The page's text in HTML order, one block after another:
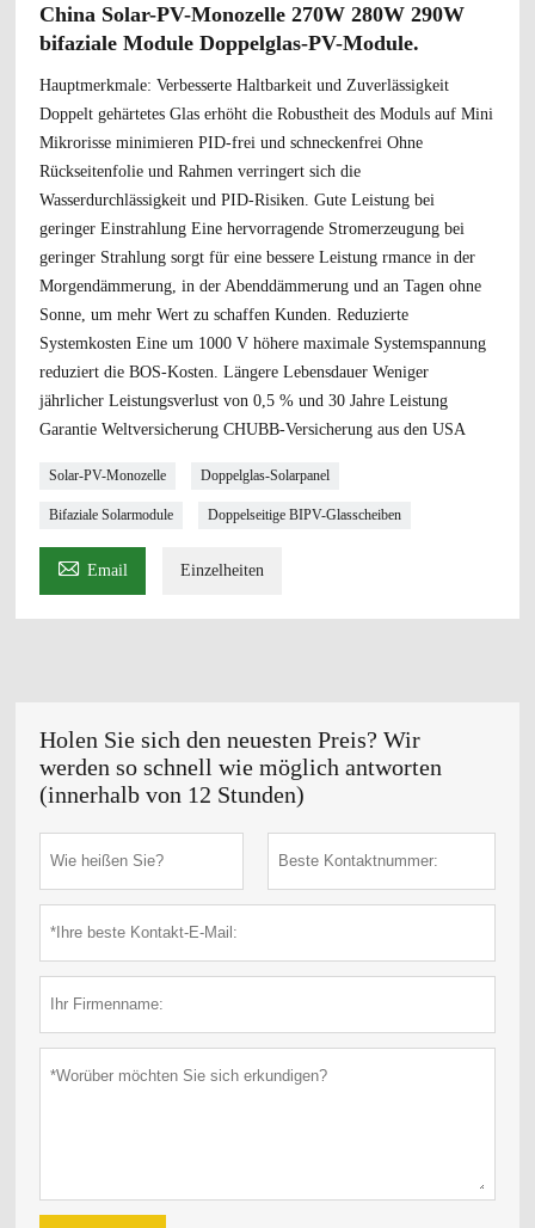
China Solar-PV-Monozelle 270W 280W 290W
bifaziale Module Doppelglas-PV-Module.
Hauptmerkmale: Verbesserte Haltbarkeit und Zuverlässigkeit
Doppelt gehärtetes Glas erhöht die Robustheit des Moduls auf Mini
Mikrorisse minimieren PID-frei und schneckenfrei Ohne
Rückseitenfolie und Rahmen verringert sich die
Wasserdurchlässigkeit und PID-Risiken. Gute Leistung bei
geringer Einstrahlung Eine hervorragende Stromerzeugung bei
geringer Strahlung sorgt für eine bessere Leistung rmance in der
Morgendämmerung, in der Abenddämmerung und an Tagen ohne
Sonne, um mehr Wert zu schaffen Kunden. Reduzierte
Systemkosten Eine um 1000 V höhere maximale Systemspannung
reduziert die BOS-Kosten. Längere Lebensdauer Weniger
jährlicher Leistungsverlust von 0,5 % und 30 Jahre Leistung
Garantie Weltversicherung CHUBB-Versicherung aus den USA
Solar-PV-Monozelle Doppelglas-Solarpanel
Bifaziale Solarmodule Doppelseitige BIPV-Glasscheiben
 Email Einzelheiten
Holen Sie sich den neuesten Preis? Wir
werden so schnell wie möglich antworten
(innerhalb von 12 Stunden)